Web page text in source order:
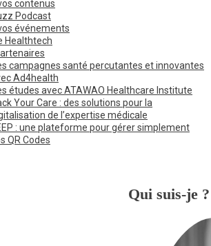
contenus
Podcast
événements
Healthtech
campagnes santé percutantes et innovantes
Ad4health
études avec ATAWAO Healthcare Institute
Your Care : des solutions pour la
de l’expertise médicale
: une plateforme pour gérer simplement
QR Codes
Qui suis-je ?